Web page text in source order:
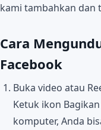
kami tambahkan dan
Cara
Facebook
Buka video atau
Ketuk ikon
komputer, Anda